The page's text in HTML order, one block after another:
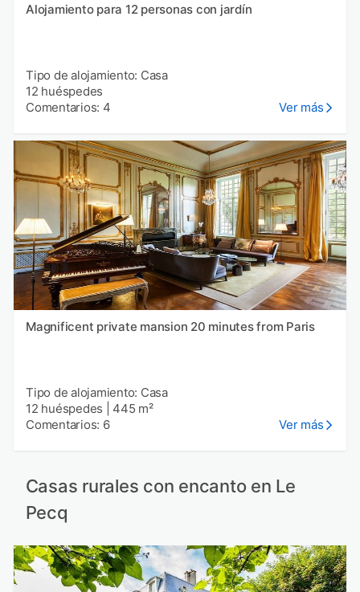
Alojamiento para 12 personas con jardín
Tipo de alojamiento: Casa
12 huéspedes
Comentarios: 4
Ver más
Magnificent private mansion 20 minutes from Paris
Tipo de alojamiento: Casa
12 huéspedes
445 m²
Comentarios: 6
Ver más
Casas rurales con encanto en Le
Pecq